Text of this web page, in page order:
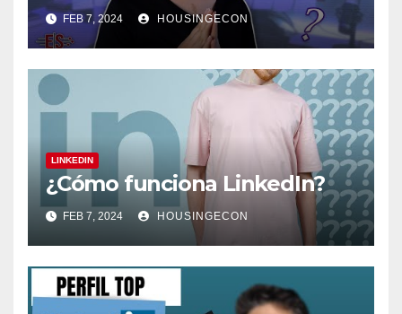
FEB 7, 2024 HOUSINGECON
LINKEDIN
¿Cómo funciona LinkedIn?
FEB 7, 2024 HOUSINGECON